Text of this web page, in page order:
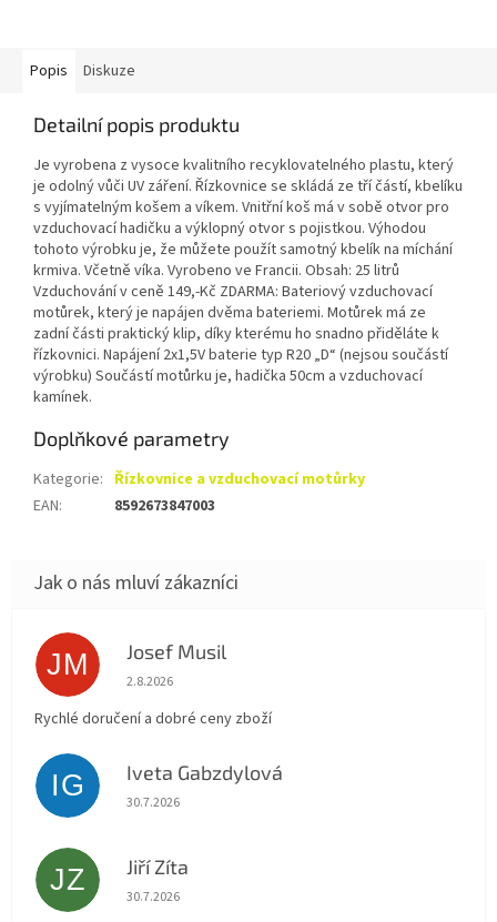
Popis Diskuze
Detailní popis produktu
Je vyrobena z vysoce kvalitního recyklovatelného plastu, který
je odolný vůči UV záření. Řízkovnice se skládá ze tří částí, kbelíku
s vyjímatelným košem a víkem. Vnitřní koš má v sobě otvor pro
vzduchovací hadičku a výklopný otvor s pojistkou. Výhodou
tohoto výrobku je, že můžete použít samotný kbelík na míchání
krmiva. Včetně víka. Vyrobeno ve Francii. Obsah: 25 litrů
Vzduchování v ceně 149,-Kč ZDARMA: Bateriový vzduchovací
motůrek, který je napájen dvěma bateriemi. Motůrek má ze
zadní části praktický klip, díky kterému ho snadno přiděláte k
řízkovnici. Napájení 2x1,5V baterie typ R20 „D“ (nejsou součástí
výrobku) Součástí motůrku je, hadička 50cm a vzduchovací
kamínek.
Doplňkové parametry
Kategorie: Řízkovnice a vzduchovací motůrky
EAN: 8592673847003
JM Josef Musil
Hodnocení obchodu je 5 z 5 hvězdiček.
2.8.2026
Rychlé doručení a dobré ceny zboží
IG Iveta Gabzdylová
Hodnocení obchodu je 5 z 5 hvězdiček.
30.7.2026
JZ Jiří Zíta
Hodnocení obchodu je 5 z 5 hvězdiček.
30.7.2026